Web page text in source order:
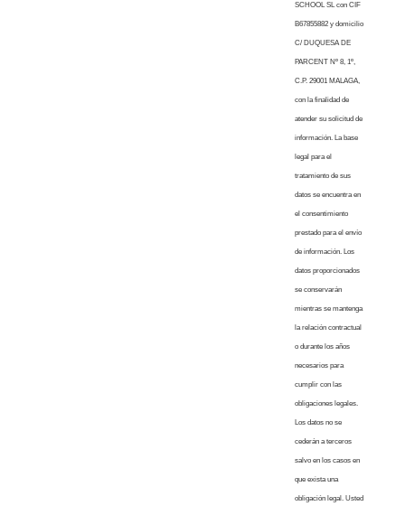
SCHOOL SL con CIF
B67855882 y domicilio
C/ DUQUESA DE
PARCENT Nº 8, 1º,
C.P. 29001 MALAGA,
con la finalidad de
atender su solicitud de
información. La base
legal para el
tratamiento de sus
datos se encuentra en
el consentimiento
prestado para el envío
de información. Los
datos proporcionados
se conservarán
mientras se mantenga
la relación contractual
o durante los años
necesarios para
cumplir con las
obligaciones legales.
Los datos no se
cederán a terceros
salvo en los casos en
que exista una
obligación legal. Usted